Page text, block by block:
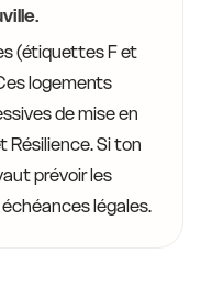
(étiquettes F et
logements
de mise en
Résilience. Si ton
prévoir les
légales.